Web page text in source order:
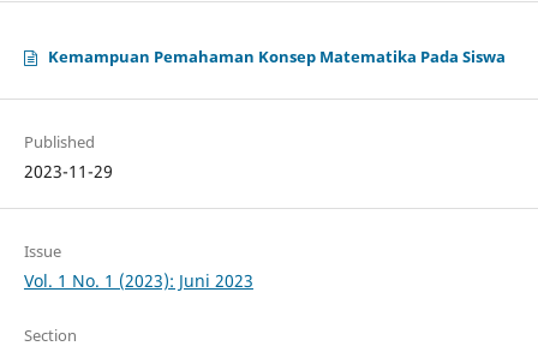
Kemampuan Pemahaman Konsep Matematika Pada Siswa
Published
2023-11-29
Issue
Vol. 1 No. 1 (2023): Juni 2023
Section